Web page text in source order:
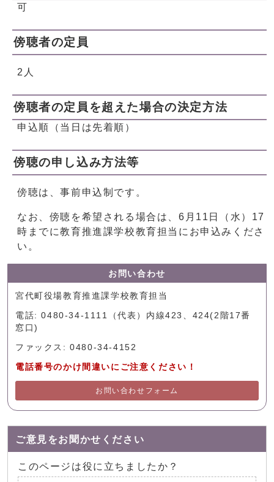
可
傍聴者の定員
2人
傍聴者の定員を超えた場合の決定方法
申込順（当日は先着順）
傍聴の申し込み方法等
傍聴は、事前申込制です。
なお、傍聴を希望される場合は、6月11日（水）17
時までに教育推進課学校教育担当にお申込みくださ
い。
お問い合わせ
宮代町役場教育推進課学校教育担当
電話: 0480-34-1111（代表）内線423、424(2階17番
窓口)
ファックス: 0480-34-4152
電話番号のかけ間違いにご注意ください！
お問い合わせフォーム
ご意見をお聞かせください
このページは役に立ちましたか？